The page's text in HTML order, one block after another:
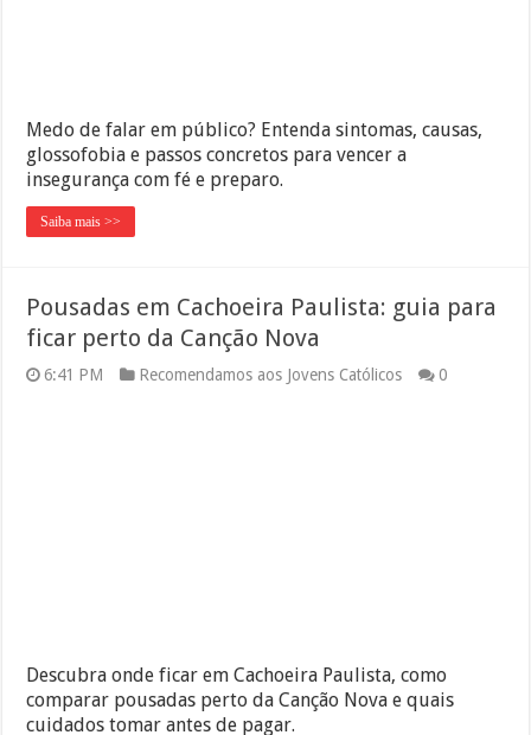
Medo de falar em público? Entenda sintomas, causas,
glossofobia e passos concretos para vencer a
insegurança com fé e preparo.
Saiba mais >>
Pousadas em Cachoeira Paulista: guia para
ficar perto da Canção Nova
6:41 PM Recomendamos aos Jovens Católicos 0
Descubra onde ficar em Cachoeira Paulista, como
comparar pousadas perto da Canção Nova e quais
cuidados tomar antes de pagar.